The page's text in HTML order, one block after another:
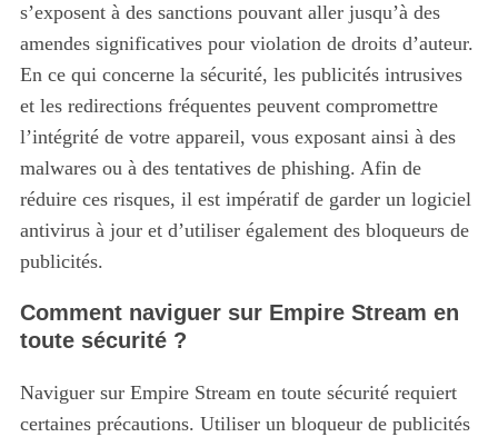
s’exposent à des sanctions pouvant aller jusqu’à des
amendes significatives pour violation de droits d’auteur.
En ce qui concerne la sécurité, les publicités intrusives
et les redirections fréquentes peuvent compromettre
l’intégrité de votre appareil, vous exposant ainsi à des
malwares ou à des tentatives de phishing. Afin de
réduire ces risques, il est impératif de garder un logiciel
antivirus à jour et d’utiliser également des bloqueurs de
publicités.
Comment naviguer sur Empire Stream en
toute sécurité ?
Naviguer sur Empire Stream en toute sécurité requiert
certaines précautions. Utiliser un bloqueur de publicités